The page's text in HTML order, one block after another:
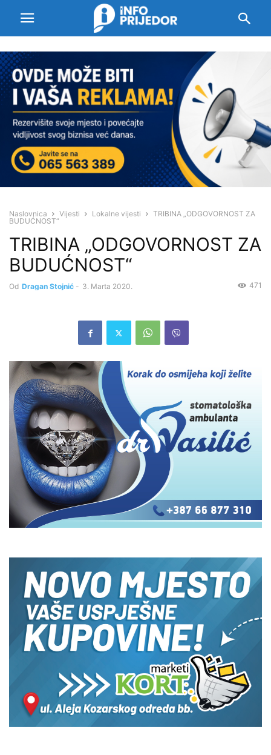
Naslovnica Vijesti Lokalne vijesti
TRIBINA „ODGOVORNOST ZA
BUDUĆNOST“
TRIBINA „ODGOVORNOST ZA
BUDUĆNOST“
Od Dragan Stojnić - 3. Marta 2020. 471